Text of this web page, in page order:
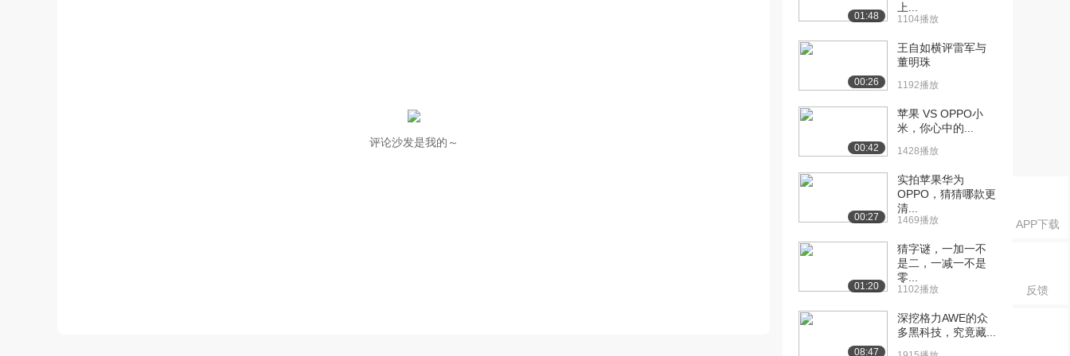
APP下载
反馈
评论沙发是我的～
01:48
上...
1104播放
00:26
王自如横评雷军与
董明珠
1192播放
00:42
苹果 VS OPPO小
米，你心中的...
1428播放
00:27
实拍苹果华为
OPPO，猜猜哪款更
清...
1469播放
01:20
猜字谜，一加一不
是二，一减一不是
零...
1102播放
08:47
深挖格力AWE的众
多黑科技，究竟藏...